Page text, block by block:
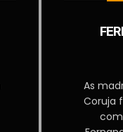
As
Coruja